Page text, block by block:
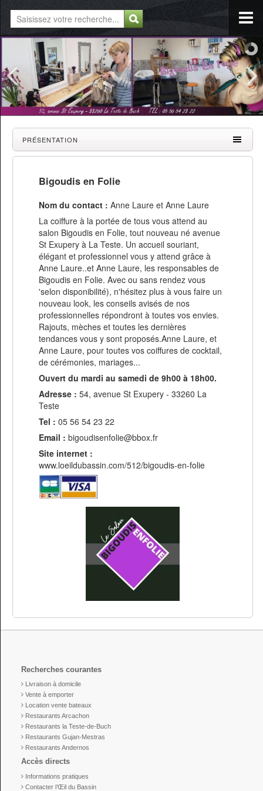
PRÉSENTATION
Bigoudis en Folie
Nom du contact : Anne Laure et Anne Laure
La coiffure à la portée de tous vous attend au
salon Bigoudis en Folie, tout nouveau né avenue
St Exupery à La Teste. Un accueil souriant,
élégant et professionnel vous y attend grâce à
Anne Laure..et Anne Laure, les responsables de
Bigoudis en Folie. Avec ou sans rendez vous
'selon disponibilité), n'hésitez plus à vous faire un
nouveau look, les conseils avisés de nos
professionnelles répondront à toutes vos envies.
Rajouts, mèches et toutes les dernières
tendances vous y sont proposés.Anne Laure, et
Anne Laure, pour toutes vos coiffures de cocktail,
de cérémonies, mariages...
Ouvert du mardi au samedi de 9h00 à 18h00.
Adresse : 54, avenue St Exupery - 33260 La
Teste
Tel : 05 56 54 23 22
Email : bigoudisenfolie@bbox.fr
Site internet :
www.loeildubassin.com/512/bigoudis-en-folie
Recherches courantes
Livraison à domicile
Vente à emporter
Location vente bateaux
Restaurants Arcachon
Restaurants la Teste-de-Buch
Restaurants Gujan-Mestras
Restaurants Andernos
Accès directs
Informations pratiques
Contacter l’Œil du Bassin